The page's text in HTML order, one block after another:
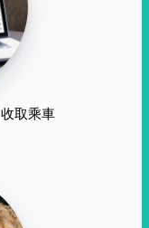
取乘車